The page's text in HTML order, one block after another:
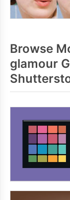
Browse
glamour